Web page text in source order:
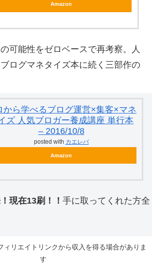
Amazon
可能性をゼロベースで再考察。人
ログマネタイズ本に続く三部作の
から学べるブログ運営×集客×マネ
ズ 人気ブロガー養成講座 単行本
– 2016/10/8
posted with カエレバ
Amazon
現在13刷！！ 手に取ってくれた方全
ィリエイトリンクから収入を得る場合がありま
す